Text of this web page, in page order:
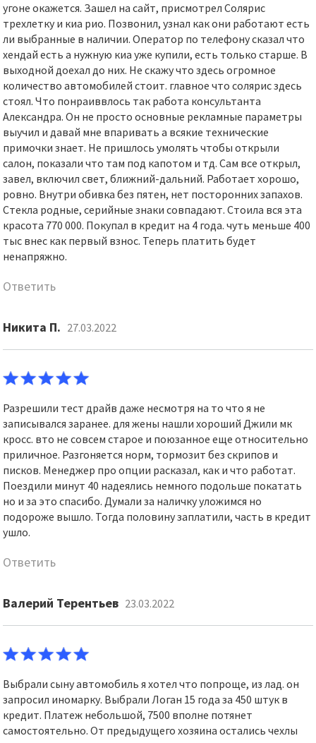
угоне окажется. Зашел на сайт, присмотрел Солярис
трехлетку и киа рио. Позвонил, узнал как они работают есть
ли выбранные в наличии. Оператор по телефону сказал что
хендай есть а нужную киа уже купили, есть только старше. В
выходной доехал до них. Не скажу что здесь огромное
количество автомобилей стоит. главное что солярис здесь
стоял. Что понраиввлось так работа консультанта
Александра. Он не просто основные рекламные параметры
выучил и давай мне впаривать а всякие технические
примочки знает. Не пришлось умолять чтобы открыли
салон, показали что там под капотом и тд. Сам все открыл,
завел, включил свет, ближний-дальний. Работает хорошо,
ровно. Внутри обивка без пятен, нет посторонних запахов.
Стекла родные, серийные знаки совпадают. Стоила вся эта
красота 770 000. Покупал в кредит на 4 года. чуть меньше 400
тыс внес как первый взнос. Теперь платить будет
ненапряжно.
Ответить
Никита П. 27.03.2022
Разрешили тест драйв даже несмотря на то что я не
записывался заранее. для жены нашли хороший Джили мк
кросс. вто не совсем старое и поюзанное еще относительно
приличное. Разгоняется норм, тормозит без скрипов и
писков. Менеджер про опции расказал, как и что работат.
Поездили минут 40 надеялись немного подольше покатать
но и за это спасибо. Думали за наличку уложимся но
подороже вышло. Тогда половину заплатили, часть в кредит
ушло.
Ответить
Валерий Терентьев 23.03.2022
Выбрали сыну автомобиль я хотел что попроще, из лад. он
запросил иномарку. Выбрали Логан 15 года за 450 штук в
кредит. Платеж небольшой, 7500 вполне потянет
самостоятельно. От предыдущего хозяина остались чехлы